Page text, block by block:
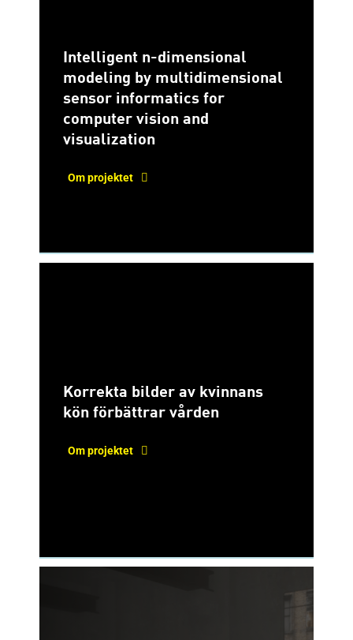
Intelligent n-dimensional
modeling by multidimensional
sensor informatics for
computer vision and
visualization
Om projektet
Korrekta bilder av kvinnans
kön förbättrar vården
Om projektet